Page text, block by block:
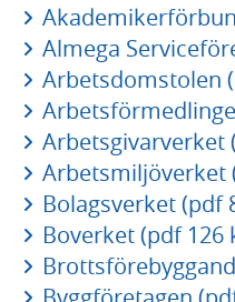
Almega
Arbetsdomstolen
Arbetsgivarverket
Arbetsmiljöverket
Bolagsverket (pdf
Boverket (pdf 126